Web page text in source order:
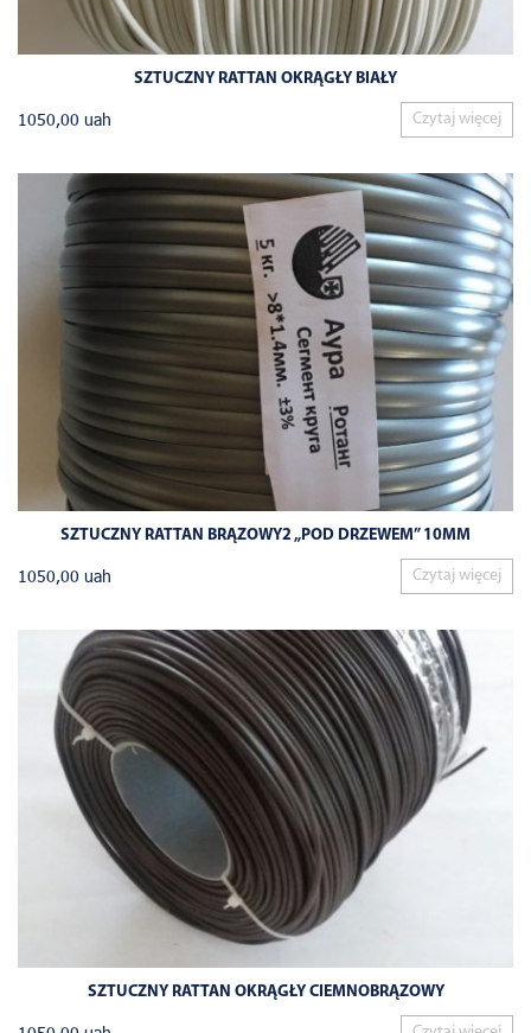
SZTUCZNY RATTAN OKRĄGŁY BIAŁY
1050,00 uah Czytaj więcej
SZTUCZNY RATTAN BRĄZOWY2 „POD DRZEWEM” 10MM
1050,00 uah Czytaj więcej
SZTUCZNY RATTAN OKRĄGŁY CIEMNOBRĄZOWY